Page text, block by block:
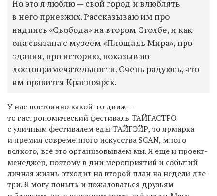
Но это я люблю — свой город и влюблять
в него приезжих. Рассказываю им про
надпись «Свобода» на втором Столбе, и как
она связана с музеем «Площадь Мира», про
здания, про историю, показываю
достопримечательности. Очень радуюсь, что
им нравится Красноярск.
У нас постоянно какой-то движ —
то гастрономический фестиваль ТАЙГАСТРО
с уличным фестивалем еды ТАЙГЭЙР, то ярмарка
и премия современного искусства SCAN, много
всякого, всё это организовываем мы. Я еще и проект-
менеджер, поэтому в дни мероприятий и событий
личная жизнь отходит на второй план на недели две-
три. Я могу поныть и пожаловаться друзьям